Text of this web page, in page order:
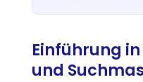
Einführung
und